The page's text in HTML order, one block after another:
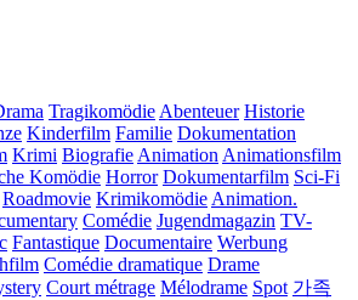
Tragikomödie Abenteuer Historie
Kinderfilm Familie Dokumentation
Krimi Biografie Animation Animationsfilm
Komödie Horror Dokumentarfilm Sci-Fi
Roadmovie Krimikomödie Animation.
Comédie Jugendmagazin TV-
Fantastique Documentaire Werbung
Comédie dramatique Drame
Court métrage Mélodrame Spot 가족